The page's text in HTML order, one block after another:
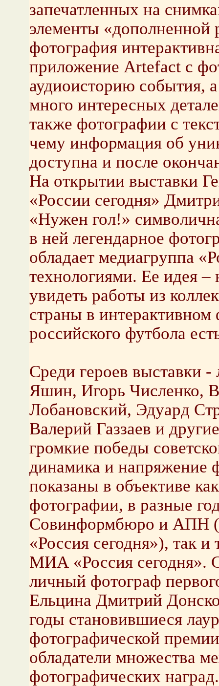
запечатленных на
элементы «дополненной
фотография
приложение Artefact с
аудиоисторию события,
много интересных
также фотографии с
чему информация об
доступна и после
На открытии выставки
«России сегодня»
«Нужен гол!»
в ней легендарное
обладает медиагруппа
технологиями. Ее идея –
увидеть работы из
страны в интерактивном
российского футбола
Среди героев выставки
Яшин, Игорь Численко,
Лобановский, Эдуард
Валерий Газзаев и
громкие победы
динамика и напряжение
показаны в объективе
фотографии, в разные
Совинформбюро и АПН
«Россия сегодня»), так
МИА «Россия
личный фотограф
Ельцина Дмитрий
годы становившиеся
фотографической
обладатели множества
фотографических наград.